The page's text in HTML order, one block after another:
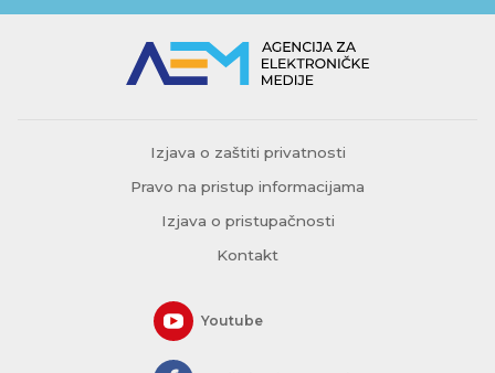
Izjava o zaštiti privatnosti
Pravo na pristup informacijama
Izjava o pristupačnosti
Kontakt
Youtube